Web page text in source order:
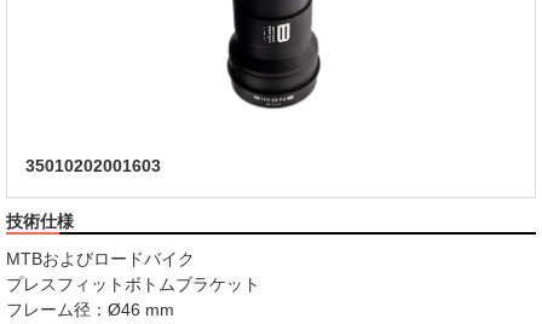
35010202001603
技術仕様
MTBおよびロードバイク
プレスフィットボトムブラケット
フレーム径：Ø46 mm